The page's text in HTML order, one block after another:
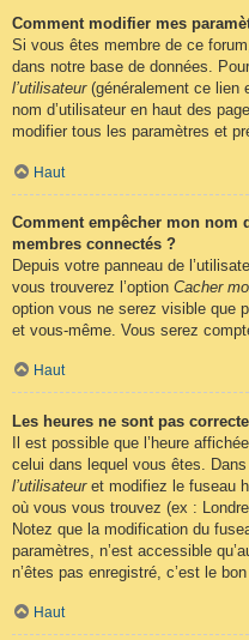
Comment modifier mes
Si vous êtes membre de ce
dans notre base de données.
l’utilisateur(généralement ce lien
nom d’utilisateur en haut des
modifier tous les paramètres et
Haut
Comment empêcher mon nom
membres connectés ?
Depuis votre panneau de
vous trouverez l’option Cacher
option vous ne serez visible que
et vous-même. Vous serez
Haut
Les heures ne sont pas
Il est possible que l’heure
celui dans lequel vous êtes.
l’utilisateuret modifiez le fuseau
où vous vous trouvez (ex :
Notez que la modification du
paramètres, n’est accessible
n’êtes pas enregistré, c’est le
Haut